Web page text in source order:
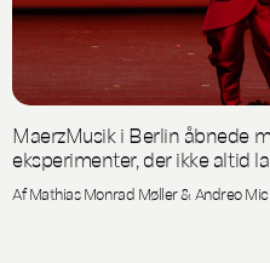
MaerzMusik i Berlin åbnede
eksperimenter, der ikke altid
Af Mathias Monrad Møller & Andreo